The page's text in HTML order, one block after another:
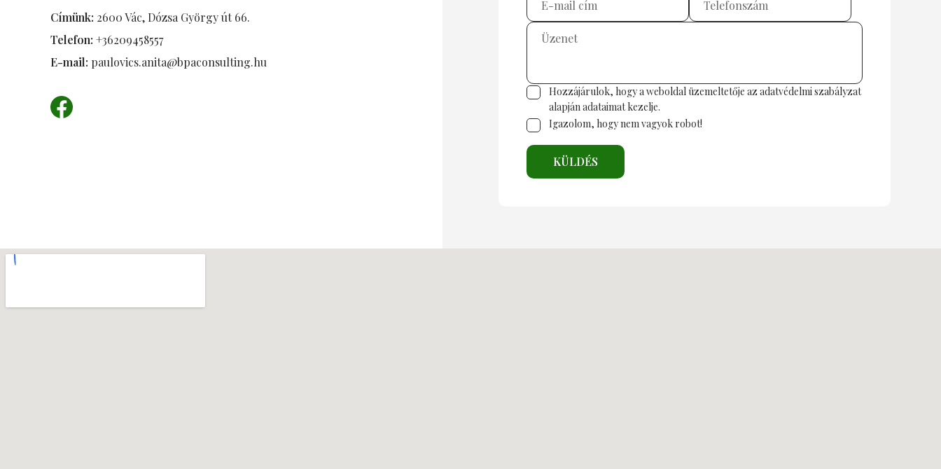
Címünk: 2600 Vác, Dózsa György út 66.
Telefon: +36209458557
E-mail: paulovics.anita@bpaconsulting.hu
Hozzájárulok, hogy a weboldal üzemeltetője azadatvédelmi szabályzat
alapján adataimat kezelje.
Igazolom, hogy nem vagyok robot!
KÜLDÉS